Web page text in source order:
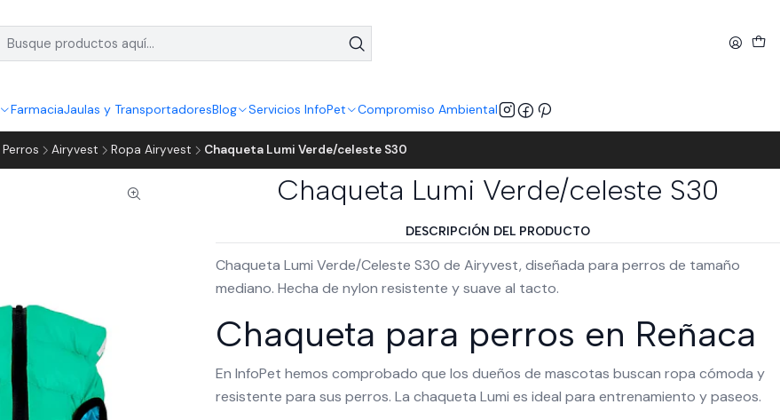
FarmaciaJaulas y TransportadoresBlog Servicios InfoPet Compromiso Ambiental
Perros Airyvest Ropa Airyvest Chaqueta Lumi Verde/celeste S30
Chaqueta Lumi Verde/celeste S30
DESCRIPCIÓN DEL PRODUCTO
Chaqueta Lumi Verde/Celeste S30 de Airyvest, diseñada para perros de tamaño
mediano. Hecha de nylon resistente y suave al tacto.
Chaqueta para perros en Reñaca
En InfoPet hemos comprobado que los dueños de mascotas buscan ropa cómoda y
resistente para sus perros. La chaqueta Lumi es ideal para entrenamiento y paseos.